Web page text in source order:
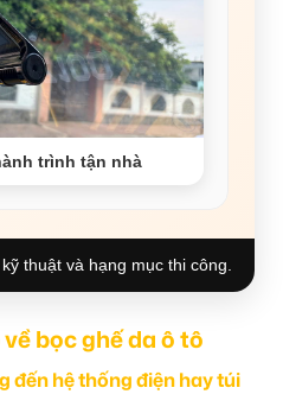
trình tận nhà
thuật và hạng mục thi công.
bọc ghế da ô tô
đến hệ thống điện hay túi